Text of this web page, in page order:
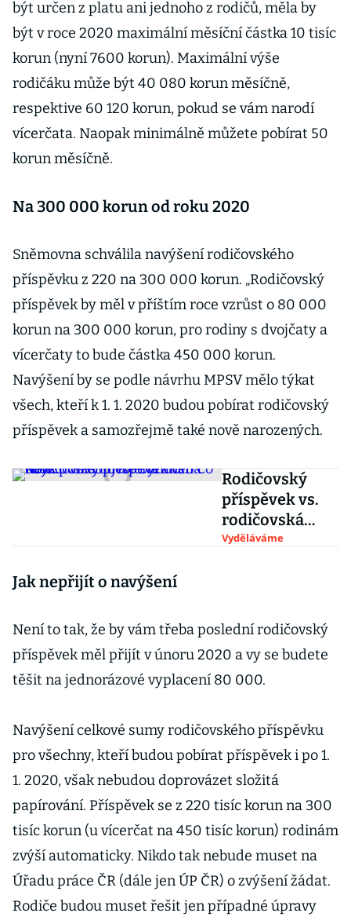
být určen z platu ani jednoho z rodičů, měla by
být v roce 2020 maximální měsíční částka 10 tisíc
korun (nyní 7600 korun). Maximální výše
rodičáku může být 40 080 korun měsíčně,
respektive 60 120 korun, pokud se vám narodí
vícerčata. Naopak minimálně můžete pobírat 50
korun měsíčně.
Na 300 000 korun od roku 2020
Sněmovna schválila navýšení rodičovského
příspěvku z 220 na 300 000 korun. „Rodičovský
příspěvek by měl v příštím roce vzrůst o 80 000
korun na 300 000 korun, pro rodiny s dvojčaty a
vícerčaty to bude částka 450 000 korun.
Navýšení by se podle návrhu MPSV mělo týkat
všech, kteří k 1. 1. 2020 budou pobírat rodičovský
příspěvek a samozřejmě také nově narozených.
Rodičovský
příspěvek vs.
rodičovská
dovolená aneb
Vyděláváme
Jak nepřijít o navýšení
Není to tak, že by vám třeba poslední rodičovský
příspěvek měl přijít v únoru 2020 a vy se budete
těšit na jednorázové vyplacení 80 000.
Navýšení celkové sumy rodičovského příspěvku
pro všechny, kteří budou pobírat příspěvek i po 1.
1. 2020, však nebudou doprovázet složitá
papírování. Příspěvek se z 220 tisíc korun na 300
tisíc korun (u vícerčat na 450 tisíc korun) rodinám
zvýší automaticky. Nikdo tak nebude muset na
Úřadu práce ČR (dále jen ÚP ČR) o zvýšení žádat.
Rodiče budou muset řešit jen případné úpravy